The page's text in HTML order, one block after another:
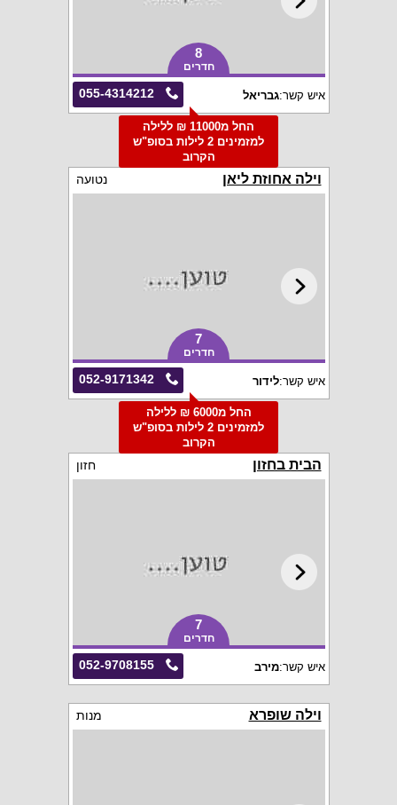
8
חדרים
055-4314212 איש קשר:גבריאל
החל מ11000 ₪ ללילה
למזמינים 2 לילות בסופ"ש
הקרוב
וילה אחוזת ליאן נטועה
7
חדרים
052-9171342 איש קשר:לידור
החל מ6000 ₪ ללילה
למזמינים 2 לילות בסופ"ש
הקרוב
הבית בחזון חזון
7
חדרים
052-9708155 איש קשר:מירב
וילה שופרא מנות